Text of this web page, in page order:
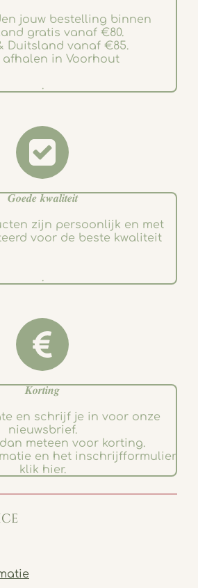
jouw bestelling binnen
gratis vanaf €80.
Duitsland vanaf €85.
afhalen in Voorhout
.
𝑮𝒐𝒆𝒅𝒆 𝒌𝒘𝒂𝒍𝒊𝒕𝒆𝒊𝒕
zijn persoonlijk en met
voor de beste kwaliteit
.
𝑲𝒐𝒓𝒕𝒊𝒏𝒈
en schrijf je in voor onze
nieuwsbrief.
meteen voor korting.
en het inschrijfformulier
klik hier.